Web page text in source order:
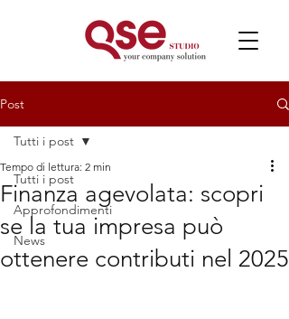
Post
Tutti i post
Approfondimenti
News
Tutti i post
Finanza agevolata: scopri
se la tua impresa può
ottenere contributi nel 2025
Tempo di lettura: 2 min